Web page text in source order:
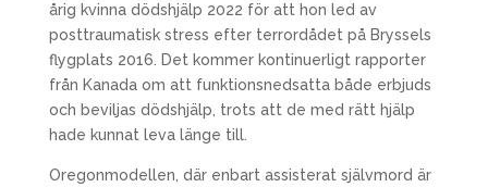
årig kvinna dödshjälp 2022 för att hon led av
posttraumatisk stress efter terrordådet på Bryssels
flygplats 2016. Det kommer kontinuerligt rapporter
från Kanada om att funktionsnedsatta både erbjuds
och beviljas dödshjälp, trots att de med rätt hjälp
hade kunnat leva länge till.
Oregonmodellen, där enbart assisterat självmord är